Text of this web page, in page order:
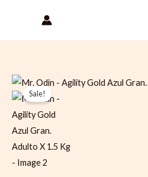
contenido
Sale!
Original
$ 34.200.